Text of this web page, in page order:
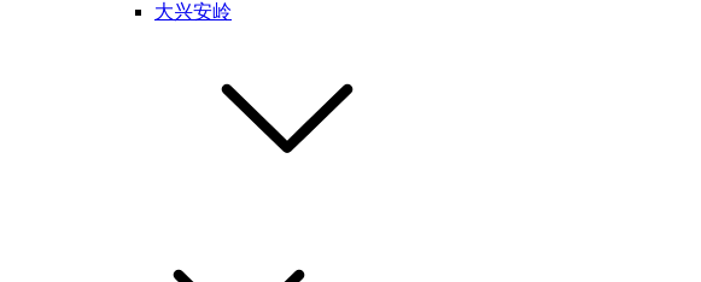
大兴安岭